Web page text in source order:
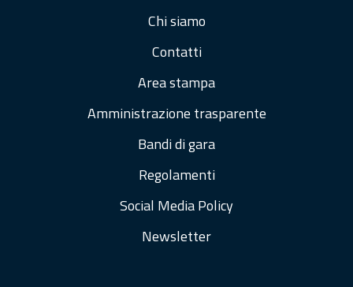
Chi siamo
Contatti
Area stampa
Amministrazione trasparente
Bandi di gara
Regolamenti
Social Media Policy
Newsletter